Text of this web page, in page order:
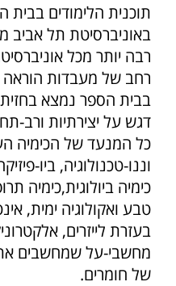
תוכנית הלימודים בבית
באוניברסיטת תל
רבה יותר מכל
רחב של מעבדות
בבית הספר נמצא
דגש על יצירתיות ורב-
כל המנעד של הכימיה
וננו-טכנולוגיה, ביו-
כימיה ביולוגית,כימיה
טבע ואקולוגיה ימית,
בעזרת לייזרים,
מחשבי-על שמחשבים
של חומרים.